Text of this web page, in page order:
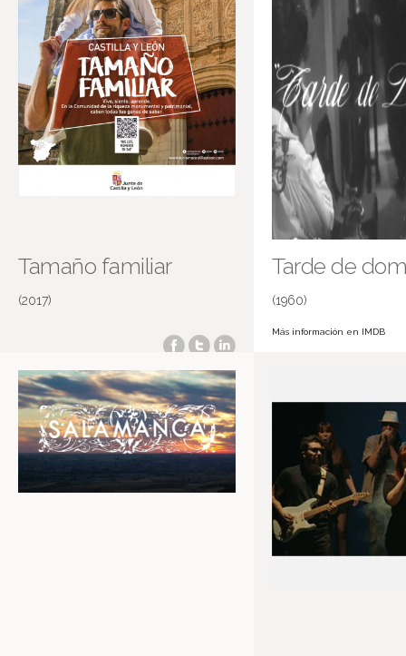
Tamaño familiar
(2017)
Tarde de
(1960)
Más información en IMDB